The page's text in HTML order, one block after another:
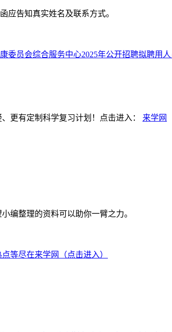
告知真实姓名及联系方式。
委员会综合服务中心2025年公开招聘拟聘用
更有定制科学复习计划！点击进入： 来学网
编整理的资料可以助你一臂之力。
等尽在来学网（点击进入）